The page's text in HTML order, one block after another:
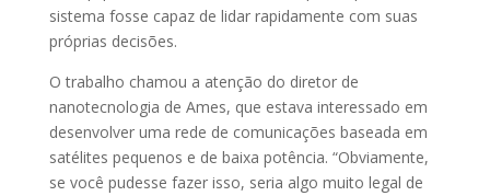
sistema fosse capaz de lidar rapidamente com suas
próprias decisões.
O trabalho chamou a atenção do diretor de
nanotecnologia de Ames, que estava interessado em
desenvolver uma rede de comunicações baseada em
satélites pequenos e de baixa potência. “Obviamente,
se você pudesse fazer isso, seria algo muito legal de